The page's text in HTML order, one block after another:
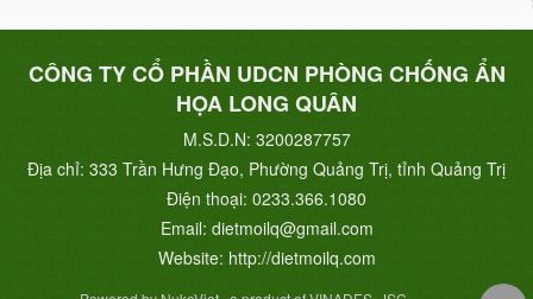
CÔNG TY CỔ PHẦN UDCN PHÒNG CHỐNG ẨN
HỌA LONG QUÂN
M.S.D.N: 3200287757
Địa chỉ: 333 Trần Hưng Đạo, Phường Quảng Trị, tỉnh Quảng Trị
Điện thoại: 0233.366.1080
Email: dietmoilq@gmail.com
Website: http://dietmoilq.com